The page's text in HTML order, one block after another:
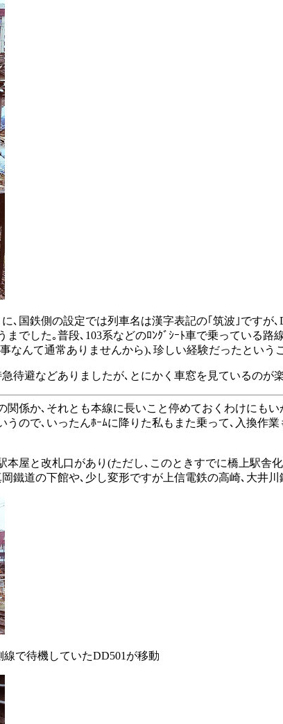
､国鉄側の設定では列車名は漢字表記の｢筑波｣です
でした｡普段､103系などのﾛﾝｸﾞｼｰﾄ車で乗っている
なんて通常ありませんから)､珍しい経験だったという
待避などありましたが､とにかく車窓を見ているのが
関係か､それとも本線に長いこと停めておくわけにも
ので､いったんﾎｰﾑに降りた私もまた乗って､入換作
本屋と改札口があり(ただし､このときすでに橋上駅舎
鐵道の下館や､少し変形ですが上信電鉄の高崎､大井川
線で待機していたDD501が移動